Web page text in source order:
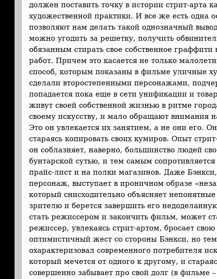
должен поставить точку в истории стрит-арта
художественной практики. И все же есть одна
позволяют нам делать такой однозначный
можно угодить за решетку, получить
обязанным стирать свое собственное граффити
работ. Причем это касается не только
способ, которым показаны в фильме уличные
сделали второстепенными персонажами,
попадается пока еще в сети унификации и
живут своей собственной жизнью в ритме
своему искусству, и мало обращают внимания
Это он увлекается их занятием, а не они его.
стараясь копировать своих кумиров. Опыт
он соблазняет, наверно, большинство людей
бунтарской сутью, и тем самым
прайс-лист и на полки магазинов. Даже
персонаж, выступает в ироничном образе
который снисходительно объясняет
зрителю и берется завершить его
стать режиссером и закончить фильм, может
режиссер, увлекаясь стрит-артом, бросает
оптимистичный жест со стороны Бэнкси, но
охарактеризовал современного потребителя
который мечется от одного к другому, и
совершенно забывает про свой долг (в фильме